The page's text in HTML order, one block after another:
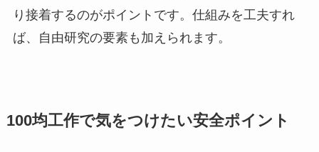
り接着するのがポイントです。仕組みを工夫すれ
ば、自由研究の要素も加えられます。
100均工作で気をつけたい安全ポイント